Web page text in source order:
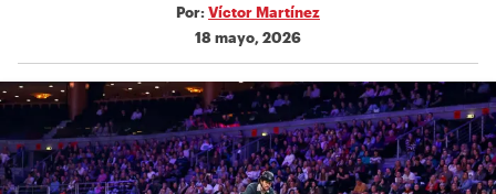
Por: Víctor Martínez
18 mayo, 2026